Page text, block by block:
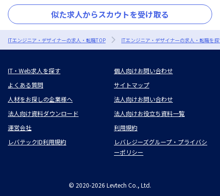
似た求人からスカウトを受け取る
ITエンジニア・デザイナーの求人・転職TOP ITエンジニア・デザイナーの求人・転職を
IT・Web求人を探す
個人向けお問い合わせ
よくある質問
サイトマップ
人材をお探しの企業様へ
法人向けお問い合わせ
法人向け資料ダウンロード
法人向けお役立ち資料一覧
運営会社
利用規約
レバテックID利用規約
レバレジーズグループ・プライバシ
ーポリシー
© 2020-2026 Levtech Co., Ltd.